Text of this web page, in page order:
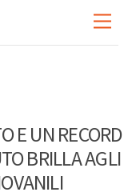
E UN RECORD
BRILLA AGLI